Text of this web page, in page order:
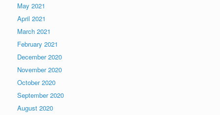
May 2021
April 2021
March 2021
February 2021
December 2020
November 2020
October 2020
September 2020
August 2020